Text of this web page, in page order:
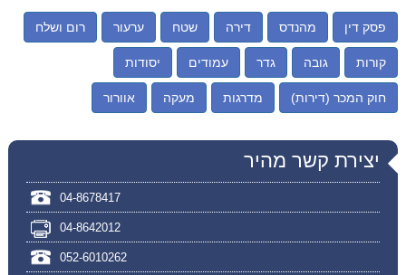
פסק דין מהנדס דירה שטח ערעור רום ושלח
קורות גובה גדר עמודים יסודות
חוק המכר (דירות) מדרגות מעקה אוורור
יצירת קשר מהיר
04-8678417
04-8642012
052-6010262